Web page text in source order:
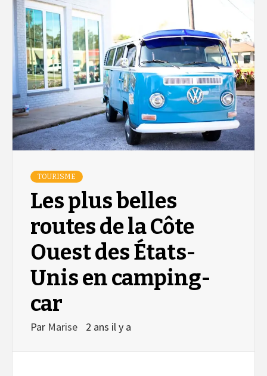
TOURISME
Les plus belles
routes de la Côte
Ouest des États-
Unis en camping-
car
Par Marise 2 ans il y a